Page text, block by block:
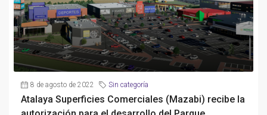
8 de agosto de 2022 Sin categoría
Atalaya Superficies Comerciales (Mazabi) recibe la